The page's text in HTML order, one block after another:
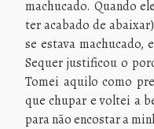
machucado. Quando
ter acabado de
se estava machucado,
Sequer justificou o
Tomei aquilo como
que chupar e voltei a
para não encostar a